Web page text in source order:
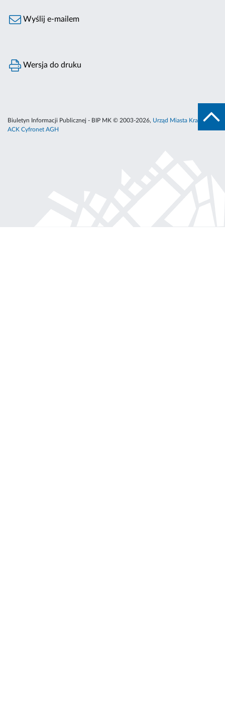
Wyślij e-mailem
Wersja do druku
Biuletyn Informacji Publicznej - BIP MK © 2003-2026, Urząd Miasta Krakowa
ACK Cyfronet AGH